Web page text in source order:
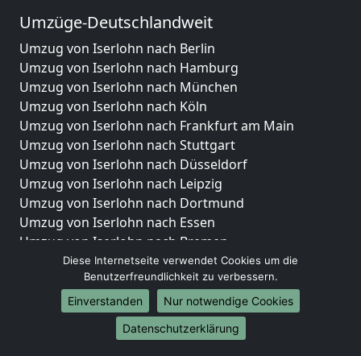
Umzüge-Deutschlandweit
Umzug von Iserlohn nach Berlin
Umzug von Iserlohn nach Hamburg
Umzug von Iserlohn nach München
Umzug von Iserlohn nach Köln
Umzug von Iserlohn nach Frankfurt am Main
Umzug von Iserlohn nach Stuttgart
Umzug von Iserlohn nach Düsseldorf
Umzug von Iserlohn nach Leipzig
Umzug von Iserlohn nach Dortmund
Umzug von Iserlohn nach Essen
Umzug von Iserlohn nach Bremen
Umzug von Iserlohn nach Dresden
Umzug von Iserlohn nach Hannover
Umzug von Iserlohn nach Nürnberg
Umzug von Iserlohn nach Duisburg
Umzug von Iserlohn nach Bochum
Diese Internetseite verwendet Cookies um die
Benutzerfreundlichkeit zu verbessern.
Einverstanden
Nur notwendige Cookies
Datenschutzerklärung